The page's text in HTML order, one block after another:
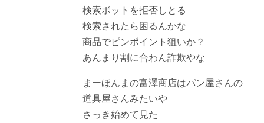
検索ボットを拒否しとる
検索されたら困るんかな
商品でピンポイント狙いか？
あんまり割に合わん詐欺やな
まーほんまの富澤商店はパン屋さんの
道具屋さんみたいや
さっき始めて見た